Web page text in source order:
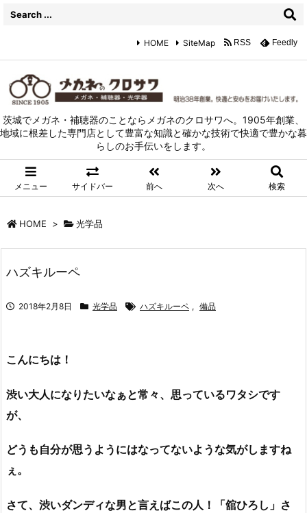
茨城でメガネ・補聴器のことならメガネのクロサワへ。1905年創業、
地域に根差した専門店として豊富な知識と確かな技術で快適で豊かな暮
らしのお手伝いをします。
メニュー サイドバー 前へ 次へ 検索
HOME SiteMap RSS Feedly
HOME > 光学品
ハズキルーペ
2018年2月8日 光学品 ハズキルーペ , 備品
こんにちは！
渋い大人になりたいなぁと常々、 思っているワタシです
が、
どうも自分が思うようにはなってないような気がしますね
ぇ。
さて、渋いダンディな男と言えばこの人！「舘ひろし」さ